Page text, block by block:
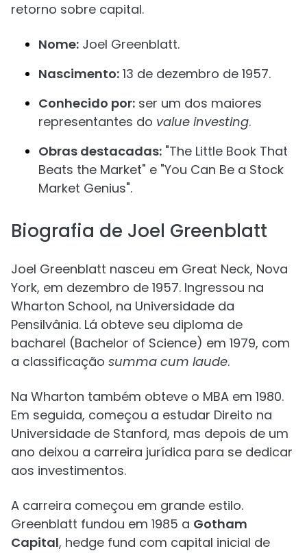
retorno sobre capital.
Nome: Joel Greenblatt.
Nascimento: 13 de dezembro de 1957.
Conhecido por: ser um dos maiores
representantes do value investing.
Obras destacadas: "The Little Book That
Beats the Market" e "You Can Be a Stock
Market Genius".
Biografia de Joel Greenblatt
Joel Greenblatt nasceu em Great Neck, Nova
York, em dezembro de 1957. Ingressou na
Wharton School, na Universidade da
Pensilvânia. Lá obteve seu diploma de
bacharel (Bachelor of Science) em 1979, com
a classificação summa cum laude.
Na Wharton também obteve o MBA em 1980.
Em seguida, começou a estudar Direito na
Universidade de Stanford, mas depois de um
ano deixou a carreira jurídica para se dedicar
aos investimentos.
A carreira começou em grande estilo.
Greenblatt fundou em 1985 a Gotham
Capital, hedge fund com capital inicial de